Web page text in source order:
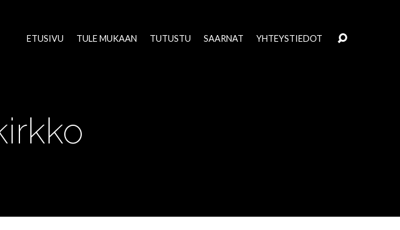
ETUSIVU TULE MUKAAN TUTUSTU SAARNAT YHTEYSTIEDOT